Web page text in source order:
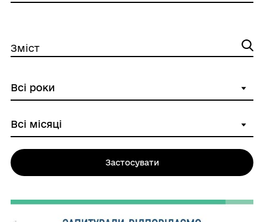
Зміст
Застосувати